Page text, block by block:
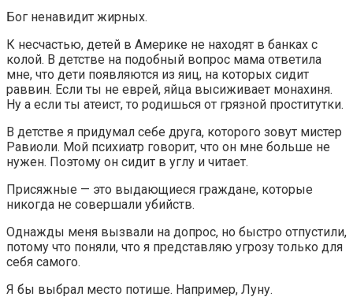
Бог ненавидит жирных.
К несчастью, детей в Америке не находят в банках с
колой. В детстве на подобный вопрос мама ответила
мне, что дети появляются из яиц, на которых сидит
раввин. Если ты не еврей, яйца высиживает монахиня.
Ну а если ты атеист, то родишься от грязной проститутки.
В детстве я придумал себе друга, которого зовут мистер
Равиоли. Мой психиатр говорит, что он мне больше не
нужен. Поэтому он сидит в углу и читает.
Присяжные — это выдающиеся граждане, которые
никогда не совершали убийств.
Однажды меня вызвали на допрос, но быстро отпустили,
потому что поняли, что я представляю угрозу только для
себя самого.
Я бы выбрал место потише. Например, Луну.